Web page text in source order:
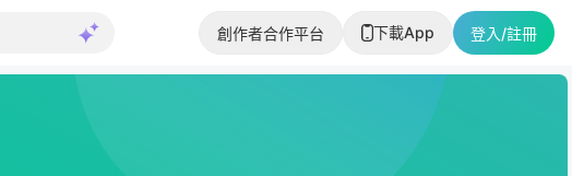
創作者合作平台 下載App 登入/註冊